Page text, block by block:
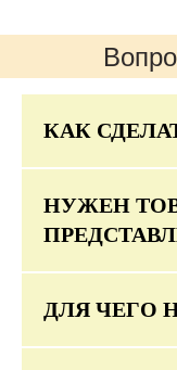
КАК
НУЖЕН
ДЛЯ ЧЕГО